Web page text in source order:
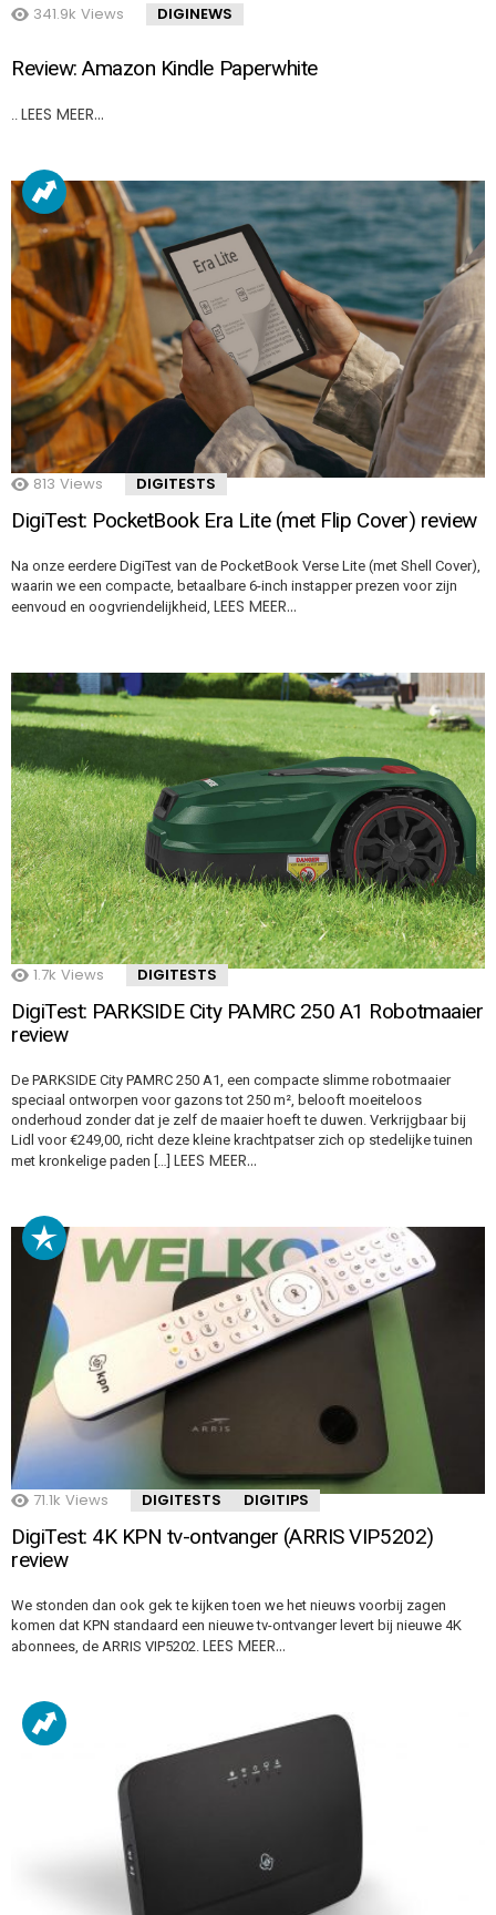
341.9k Views DIGINEWS
Review: Amazon Kindle Paperwhite
.. LEES MEER…
813 Views DIGITESTS
DigiTest: PocketBook Era Lite (met Flip Cover) review
Na onze eerdere DigiTest van de PocketBook Verse Lite (met Shell Cover),
waarin we een compacte, betaalbare 6-inch instapper prezen voor zijn
eenvoud en oogvriendelijkheid, LEES MEER…
1.7k Views DIGITESTS
DigiTest: PARKSIDE City PAMRC 250 A1 Robotmaaier
review
De PARKSIDE City PAMRC 250 A1, een compacte slimme robotmaaier
speciaal ontworpen voor gazons tot 250 m², belooft moeiteloos
onderhoud zonder dat je zelf de maaier hoeft te duwen. Verkrijgbaar bij
Lidl voor €249,00, richt deze kleine krachtpatser zich op stedelijke tuinen
met kronkelige paden […] LEES MEER…
71.1k Views DIGITESTS DIGITIPS
DigiTest: 4K KPN tv-ontvanger (ARRIS VIP5202)
review
We stonden dan ook gek te kijken toen we het nieuws voorbij zagen
komen dat KPN standaard een nieuwe tv-ontvanger levert bij nieuwe 4K
abonnees, de ARRIS VIP5202. LEES MEER…